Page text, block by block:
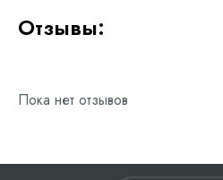
Отзывы:
Пока нет отзывов